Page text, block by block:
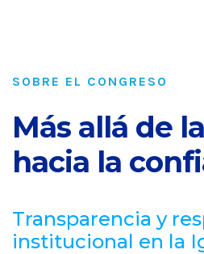
SOBRE EL CONGRESO
Más allá de
hacia la
Transparencia y
institucional en la